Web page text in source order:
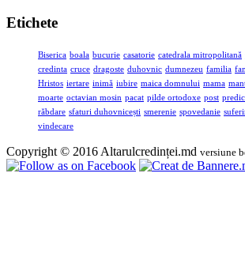
Etichete
Biserica boala bucurie casatorie catedrala mitropolitană
credinta cruce dragoste duhovnic dumnezeu familia
Hristos iertare inimă iubire maica domnului mama
moarte octavian mosin pacat pilde ortodoxe post
răbdare sfaturi duhovnicești smerenie spovedanie
vindecare
Copyright © 2016 Altarulcredinței.md versiune